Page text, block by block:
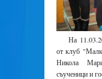
На
от клуб
Никола
съученици и